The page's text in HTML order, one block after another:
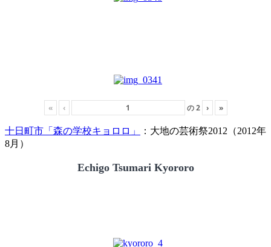
« ‹ の2 › »
十日町市「森の学校キョロロ」
：大地の芸術祭2012（2012年
8月）
Echigo Tsumari Kyororo